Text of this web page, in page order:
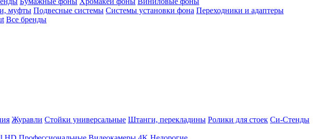
муфты Подвесные системы Системы установки фона Переходники и адаптеры
Все бренды
Журавли Стойки универсальные Штанги, перекладины Ролики для стоек Си-Стенды